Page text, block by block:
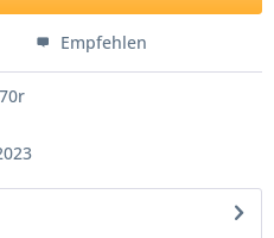
Empfehlen